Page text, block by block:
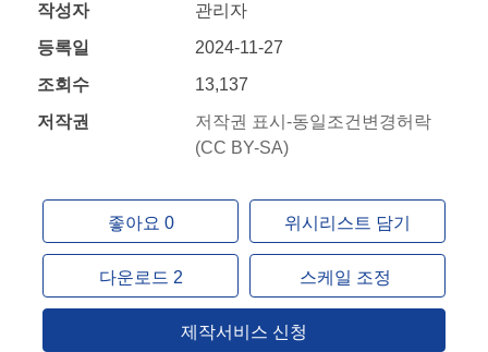
작성자
관리자
등록일
2024-11-27
조회수
13,137
저작권
저작권 표시-동일조건변경허락
(CC BY-SA)
좋아요 0 위시리스트 담기
다운로드 2 스케일 조정
제작서비스 신청